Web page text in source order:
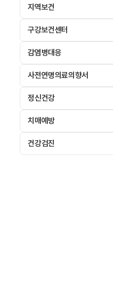
지역보건
구강보건센터
감염병대응
사전연명의료의향서
정신건강
치매예방
건강검진